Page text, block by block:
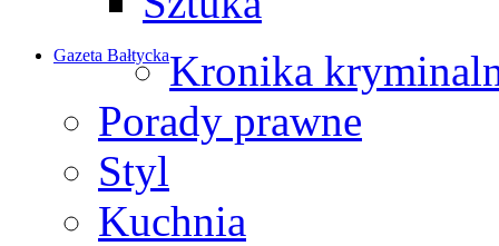
Gazeta BałtyckaKronika
Porady prawne
Styl
Kuchnia